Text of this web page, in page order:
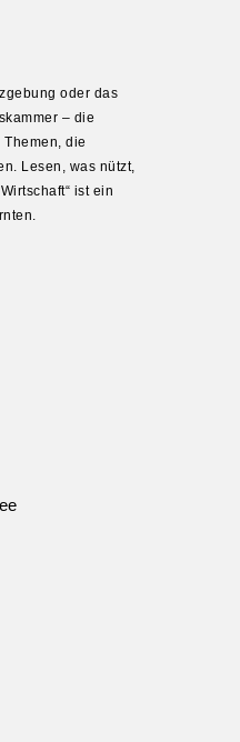
oder das
– die
Themen, die
Lesen, was nützt,
ist ein